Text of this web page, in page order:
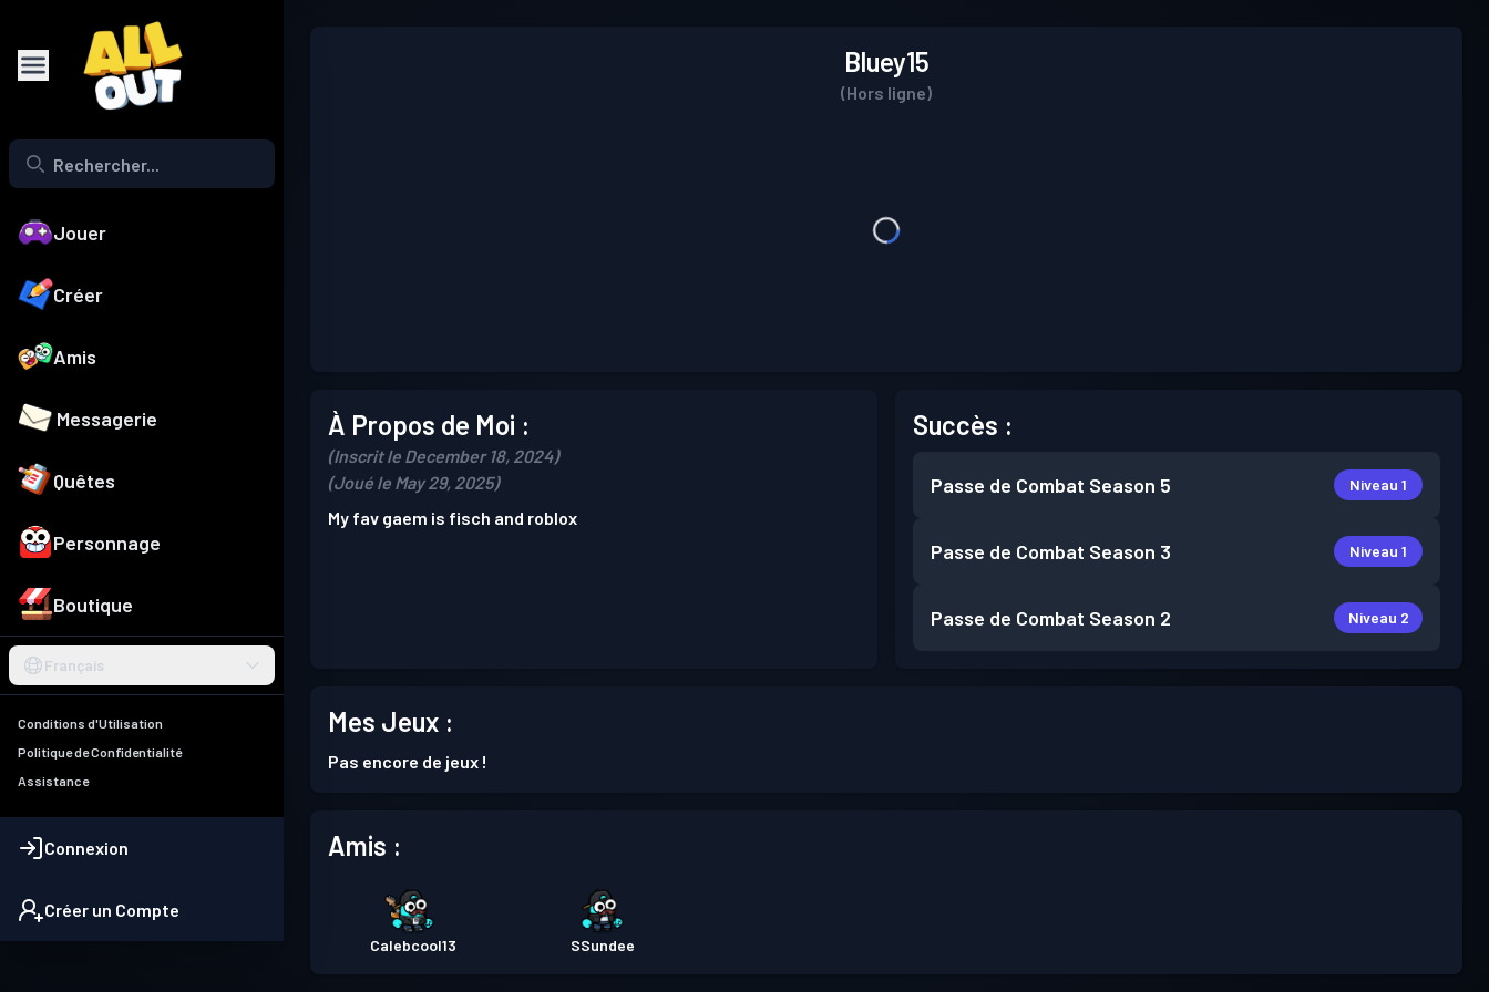
Jouer
Créer
Amis
Messagerie
Quêtes
Personnage
Boutique
Français
Conditions d'Utilisation
Politique de Confidentialité
Assistance
Connexion
Créer un Compte
Bluey15
(Hors ligne)
À Propos de Moi :
(Inscrit le December 18, 2024)
(Joué le May 29, 2025)
My fav gaem is fisch and roblox
Succès :
Passe de Combat Season 5 Niveau 1
Passe de Combat Season 3 Niveau 1
Passe de Combat Season 2 Niveau 2
Mes Jeux :
Pas encore de jeux !
Amis :
Calebcool13 SSundee